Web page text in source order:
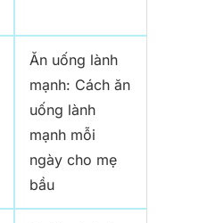
Ăn uống lành
mạnh: Cách ăn
uống lành
mạnh mỗi
ngày cho mẹ
bầu